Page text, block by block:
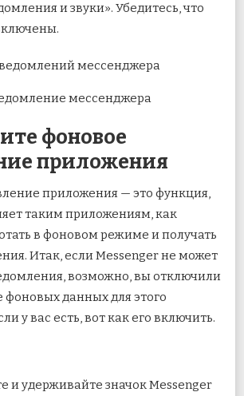
и звуки». Убедитесь, что
фоновое
приложения
приложения — это функция,
таким приложениям, как
в фоновом режиме и получать
Итак, если Messenger не может
возможно, вы отключили
фоновых данных для этого
у вас есть, вот как его включить.
и удерживайте значок Messenger